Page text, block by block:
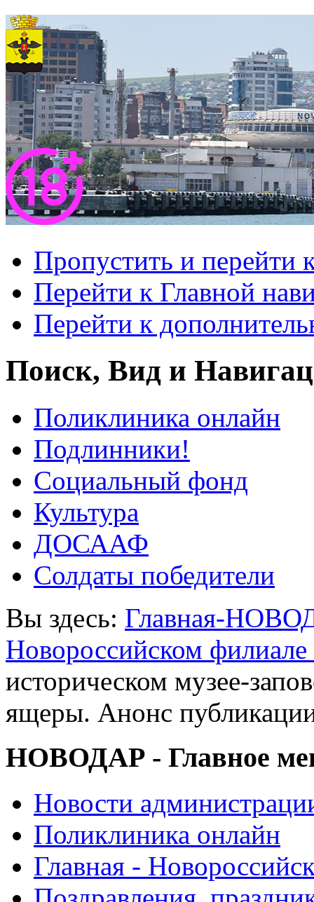
Пропустить и перейти
Перейти к Главной
Перейти к
Поиск, Вид и
Поликлиника онлайн
Подлинники!
Социальный фонд
Культура
ДОСААФ
Солдаты победители
Вы здесь: Главная-
Новороссийском
историческом музее-
ящеры. Анонс
НОВОДАР - Главное
Новости
Поликлиника онлайн
Главная -